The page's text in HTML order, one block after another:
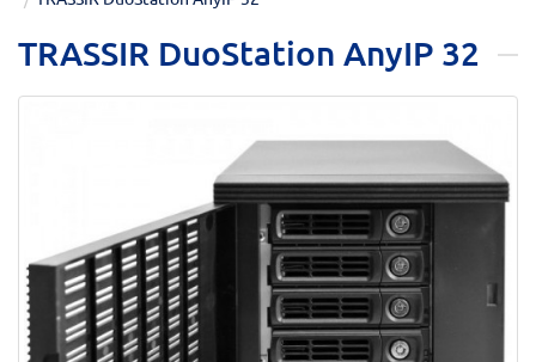
TRASSIR DuoStation AnyIP 32